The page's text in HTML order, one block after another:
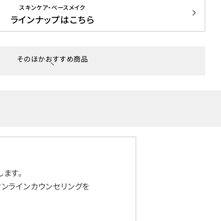
スキンケア・ベースメイク
ラインナップはこちら
そのほかおすすめ商品
す。
ラインカウンセリングを